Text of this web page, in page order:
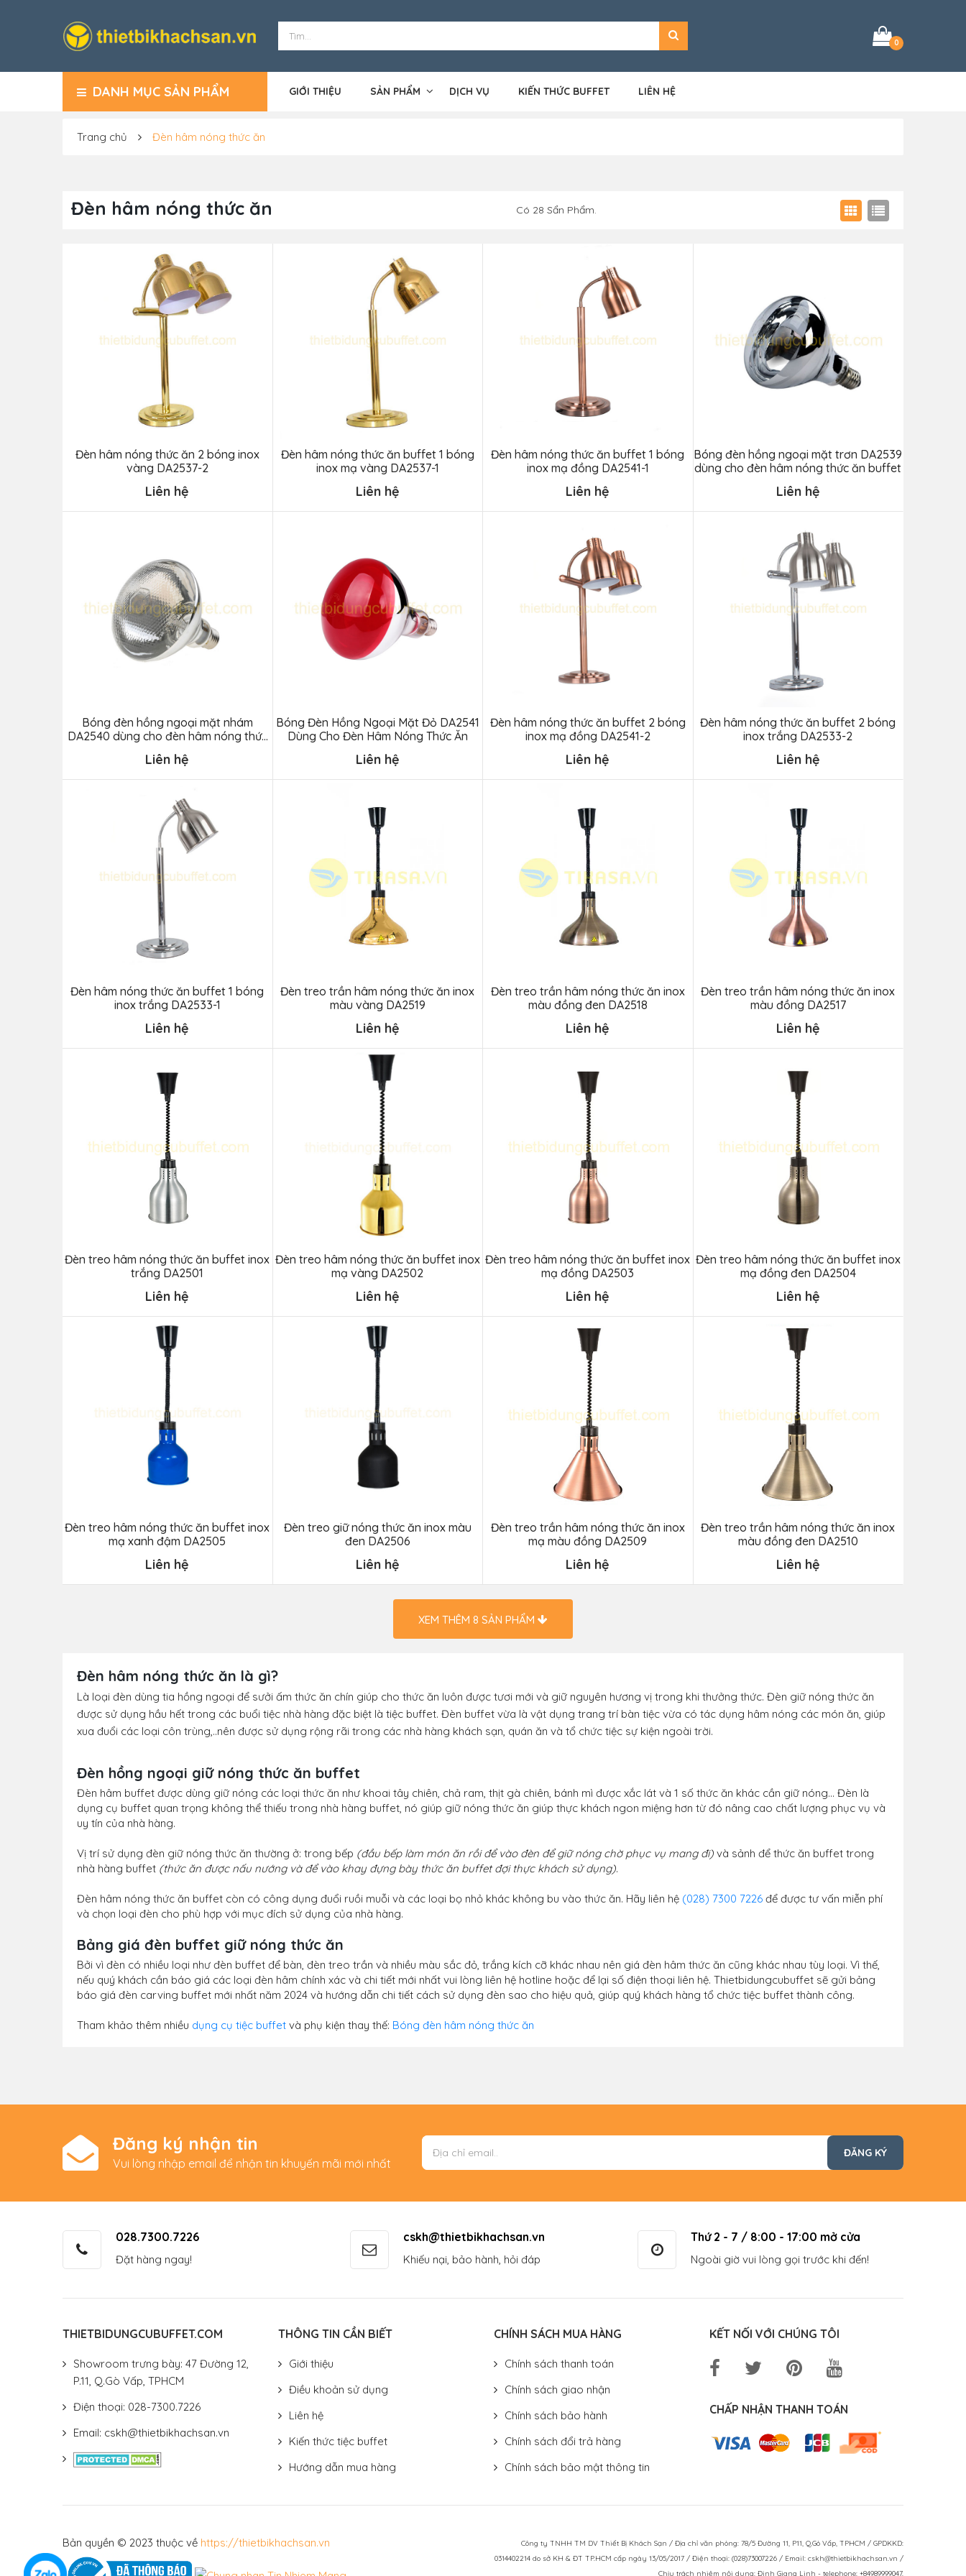
0
DANH MỤC SẢN PHẨM GIỚI THIỆU SẢN PHẨM DỊCH VỤ KIẾN THỨC BUFFET LIÊN HỆ
Trang chủ Đèn hâm nóng thức ăn
Đèn hâm nóng thức ăn Có 28 Sẩn Phẩm.
Đèn hâm nóng thức ăn 2 bóng inox
vàng DA2537-2
Liên hệ
Đèn hâm nóng thức ăn buffet 1 bóng
inox mạ vàng DA2537-1
Liên hệ
Đèn hâm nóng thức ăn buffet 1 bóng
inox mạ đồng DA2541-1
Liên hệ
Bóng đèn hồng ngoại mặt trơn DA2539
dùng cho đèn hâm nóng thức ăn buffet
Liên hệ
Bóng đèn hồng ngoại mặt nhám
DA2540 dùng cho đèn hâm nóng thức
Liên hệ
Bóng Đèn Hồng Ngoại Mặt Đỏ DA2541
Dùng Cho Đèn Hâm Nóng Thức Ăn
Liên hệ
Đèn hâm nóng thức ăn buffet 2 bóng
inox mạ đồng DA2541-2
Liên hệ
Đèn hâm nóng thức ăn buffet 2 bóng
inox trắng DA2533-2
Liên hệ
Đèn hâm nóng thức ăn buffet 1 bóng
inox trắng DA2533-1
Liên hệ
Đèn treo trần hâm nóng thức ăn inox
màu vàng DA2519
Liên hệ
Đèn treo trần hâm nóng thức ăn inox
màu đồng đen DA2518
Liên hệ
Đèn treo trần hâm nóng thức ăn inox
màu đồng DA2517
Liên hệ
Đèn treo hâm nóng thức ăn buffet inox
trắng DA2501
Liên hệ
Đèn treo hâm nóng thức ăn buffet inox
mạ vàng DA2502
Liên hệ
Đèn treo hâm nóng thức ăn buffet inox
mạ đồng DA2503
Liên hệ
Đèn treo hâm nóng thức ăn buffet inox
mạ đồng đen DA2504
Liên hệ
Đèn treo hâm nóng thức ăn buffet inox
mạ xanh đậm DA2505
Liên hệ
Đèn treo giữ nóng thức ăn inox màu
đen DA2506
Liên hệ
Đèn treo trần hâm nóng thức ăn inox
mạ màu đồng DA2509
Liên hệ
Đèn treo trần hâm nóng thức ăn inox
màu đồng đen DA2510
Liên hệ
XEM THÊM 8 SẢN PHẨM
Đèn hâm nóng thức ăn là gì?
Là loại đèn dùng tia hồng ngoại để sưởi ấm thức ăn chín giúp cho thức ăn luôn được tươi mới và giữ nguyên hương vị trong khi thưởng thức. Đèn giữ nóng thức ăn
được sử dụng hầu hết trong các buổi tiệc nhà hàng đặc biệt là tiệc buffet. Đèn buffet vừa là vật dụng trang trí bàn tiệc vừa có tác dụng hâm nóng các món ăn, giúp
xua đuổi các loại côn trùng,..nên được sử dụng rộng rãi trong các nhà hàng khách sạn, quán ăn và tổ chức tiệc sự kiện ngoài trời.
Đèn hồng ngoại giữ nóng thức ăn buffet
Đèn hâm buffet được dùng giữ nóng các loại thức ăn như khoai tây chiên, chả ram, thịt gà chiên, bánh mì được xắc lát và 1 số thức ăn khác cần giữ nóng… Đèn là
dụng cụ buffet quan trọng không thể thiếu trong nhà hàng buffet, nó giúp giữ nóng thức ăn giúp thực khách ngon miệng hơn từ đó nâng cao chất lượng phục vụ và
uy tín của nhà hàng.
Vị trí sử dụng đèn giữ nóng thức ăn thường ở: trong bếp (đầu bếp làm món ăn rồi để vào đèn để giữ nóng chờ phục vụ mang đi) và sảnh để thức ăn buffet trong
nhà hàng buffet (thức ăn được nấu nướng và để vào khay đựng bày thức ăn buffet đợi thực khách sử dụng).
Đèn hâm nóng thức ăn buffet còn có công dụng đuổi ruồi muỗi và các loại bọ nhỏ khác không bu vào thức ăn. Hãy liên hệ (028) 7300 7226 để được tư vấn miễn phí
và chọn loại đèn cho phù hợp với mục đích sử dụng của nhà hàng.
Bảng giá đèn buffet giữ nóng thức ăn
Bởi vì đèn có nhiều loại như đèn buffet để bàn, đèn treo trần và nhiều màu sắc đỏ, trắng kích cỡ khác nhau nên giá đèn hâm thức ăn cũng khác nhau tùy loại. Vì thế,
nếu quý khách cần báo giá các loại đèn hâm chính xác và chi tiết mới nhất vui lòng liên hệ hotline hoặc để lại số điện thoại liên hệ. Thietbidungcubuffet sẽ gửi bảng
báo giá đèn carving buffet mới nhất năm 2024 và hướng dẫn chi tiết cách sử dụng đèn sao cho hiệu quả, giúp quý khách hàng tổ chức tiệc buffet thành công.
Tham khảo thêm nhiều dụng cụ tiệc buffet và phụ kiện thay thế: Bóng đèn hâm nóng thức ăn
Đăng ký nhận tin
Vui lòng nhập email để nhận tin khuyến mãi mới nhất
028.7300.7226
Đặt hàng ngay!
cskh@thietbikhachsan.vn
Khiếu nại, bảo hành, hỏi đáp
Thứ 2 - 7 / 8:00 - 17:00 mở cửa
Ngoài giờ vui lòng gọi trước khi đến!
THIETBIDUNGCUBUFFET.COM
Showroom trưng bày: 47 Đường 12,
P.11, Q.Gò Vấp, TPHCM
Điện thoại: 028-7300.7226
Email: cskh@thietbikhachsan.vn
THÔNG TIN CẦN BIẾT
Giới thiệu
Điều khoản sử dụng
Liên hệ
Kiến thức tiệc buffet
Hướng dẫn mua hàng
CHÍNH SÁCH MUA HÀNG
Chính sách thanh toán
Chính sách giao nhận
Chính sách bảo hành
Chính sách đổi trả hàng
Chính sách bảo mật thông tin
KẾT NỐI VỚI CHÚNG TÔI
CHẤP NHẬN THANH TOÁN
Bản quyền © 2023 thuộc về https://thietbikhachsan.vn
Công ty TNHH TM DV Thiết Bị Khách Sạn / Địa chỉ văn phòng: 78/5 Đường 11, P11, Q.Gò Vấp, TPHCM / GPDKKD:
0314402214 do sở KH & ĐT TP.HCM cấp ngày 13/05/2017 / Điện thoại: (028)73007226 / Email: cskh@thietbikhachsan.vn /
Chịu trách nhiệm nội dung: Đinh Giang Linh - telephone: +84989999047.